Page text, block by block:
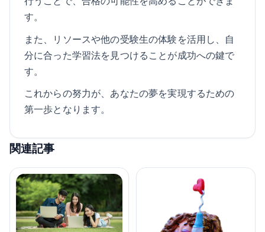
す。
また、リソースや他の受験生の体験を活用し、自
分に合った学習法を見つけることが成功への鍵で
す。
これからの努力が、あなたの夢を実現するための
第一歩となります。
関連記事